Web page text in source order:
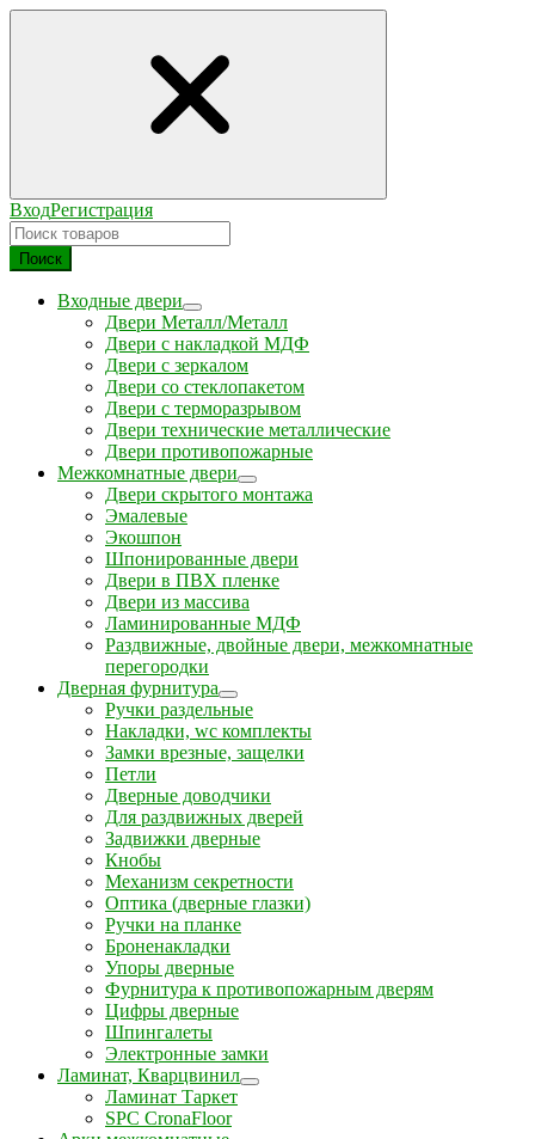
ВходРегистрация
Поиск
Входные двери
Двери Металл/Металл
Двери с накладкой МДФ
Двери с зеркалом
Двери со стеклопакетом
Двери с терморазрывом
Двери технические металлические
Двери противопожарные
Межкомнатные двери
Двери скрытого монтажа
Эмалевые
Экошпон
Шпонированные двери
Двери в ПВХ пленке
Двери из массива
Ламинированные МДФ
Раздвижные, двойные двери, межкомнатные
перегородки
Дверная фурнитура
Ручки раздельные
Накладки, wc комплекты
Замки врезные, защелки
Петли
Дверные доводчики
Для раздвижных дверей
Задвижки дверные
Кнобы
Механизм секретности
Оптика (дверные глазки)
Ручки на планке
Броненакладки
Упоры дверные
Фурнитура к противопожарным дверям
Цифры дверные
Шпингалеты
Электронные замки
Ламинат, Кварцвинил
Ламинат Таркет
SPC CronaFloor